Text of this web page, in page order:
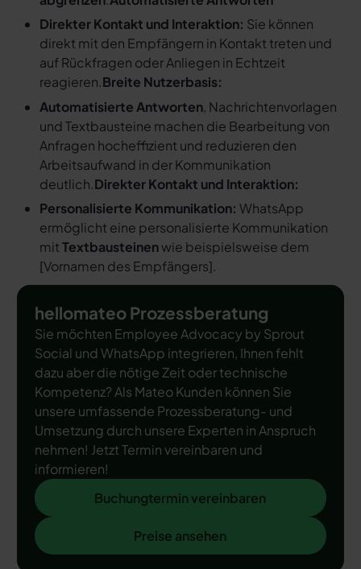
Direkter Kontakt und Interaktion: Sie können
direkt mit den Empfängern in Kontakt treten und
auf Rückfragen oder Anliegen in Echtzeit
reagieren.Breite Nutzerbasis:
Automatisierte Antworten, Nachrichtenvorlagen
und Textbausteine machen die Bearbeitung von
Anfragen hocheffizient und reduzieren den
Arbeitsaufwand in der Kommunikation
deutlich.Direkter Kontakt und Interaktion:
Personalisierte Kommunikation: WhatsApp
ermöglicht eine personalisierte Kommunikation
mitTextbausteinenwie beispielsweise dem
[Vornamen des Empfängers].
hellomateo Prozessberatung
Sie möchten Employee Advocacy by Sprout
Social und WhatsApp integrieren, Ihnen fehlt
dazu aber die nötige Zeit oder technische
Kompetenz? Als Mateo Kunden können Sie
unsere umfassende Prozessberatung- und
Umsetzung durch unsere Experten in Anspruch
nehmen! Jetzt Termin vereinbaren und
informieren!
Buchungtermin vereinbaren
Buchungtermin vereinbaren
Preise ansehen
Preise ansehen